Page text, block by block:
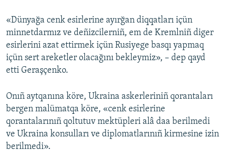
«Dünyağa cenk esirlerine ayırğan diqqatları içün
minnetdarmız ve deñizcilerniñ, em de Kremlniñ diger
esirlerini azat ettirmek içün Rusiyege basqı yapmaq
içün sert areketler olacağını bekleymiz», – dep qayd
etti Geraşçenko.
Onıñ aytqanına köre, Ukraina askerleriniñ qorantaları
bergen malümatqa köre, «cenk esirlerine
qorantalarınıñ qoltutuv mektüpleri alâ daa berilmedi
ve Ukraina konsulları ve diplomatlarınıñ kirmesine izin
berilmedi».